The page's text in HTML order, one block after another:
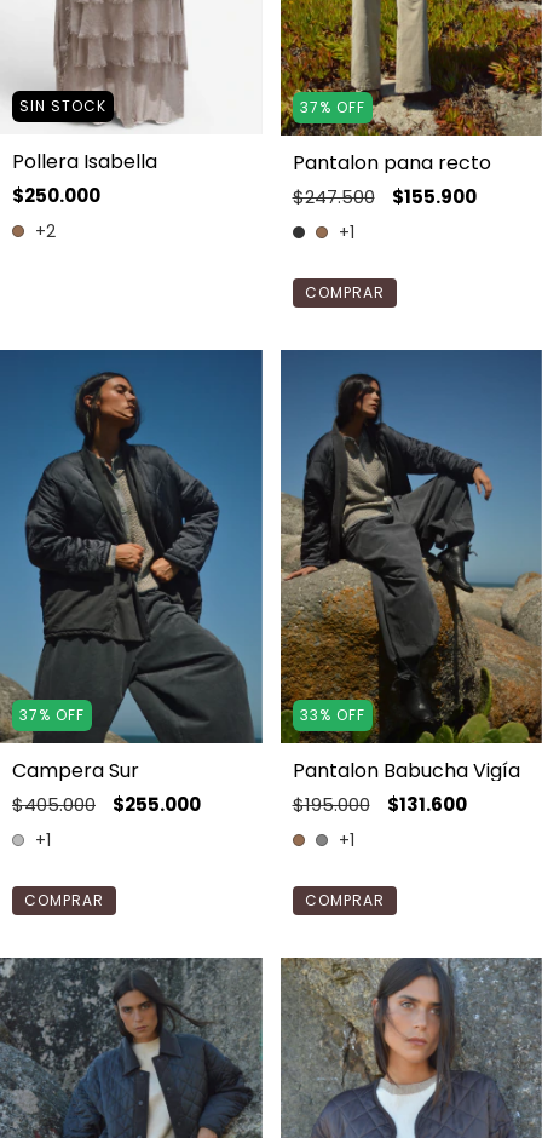
SIN STOCK
Pollera Isabella
$250.000
+2
37% OFF
Pantalon pana recto
$247.500 $155.900
+1
COMPRAR
37% OFF
Campera Sur
$405.000 $255.000
+1
COMPRAR
33% OFF
Pantalon Babucha Vigía
$195.000 $131.600
+1
COMPRAR